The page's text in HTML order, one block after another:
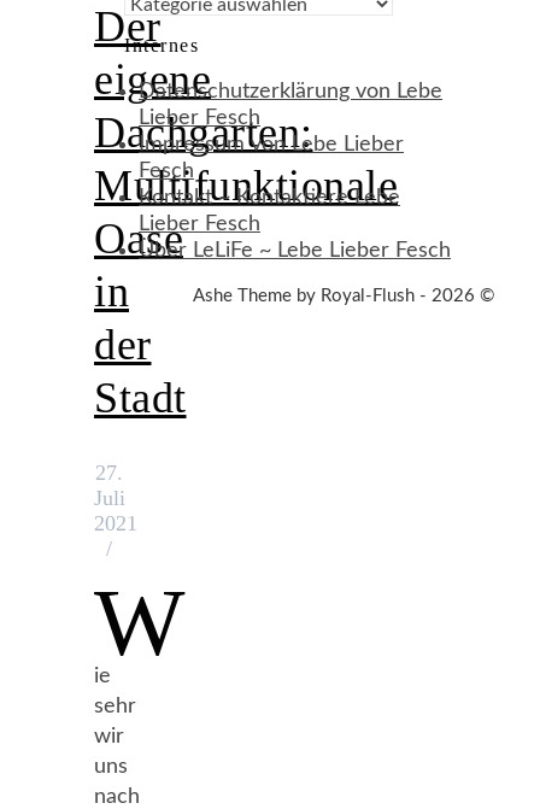
Der
eigene
Dachgarten:
Multifunktionale
Oase
in
der
Stadt
27.
Juli
2021
/
W
ie
sehr
wir
uns
nach
Internes
Datenschutzerklärung von Lebe
Lieber Fesch
Impressum von Lebe Lieber
Fesch
Kontakt ~ Kontaktiere Lebe
Lieber Fesch
Über LeLiFe ~ Lebe Lieber Fesch
Ashe Theme by Royal-Flush - 2026 ©